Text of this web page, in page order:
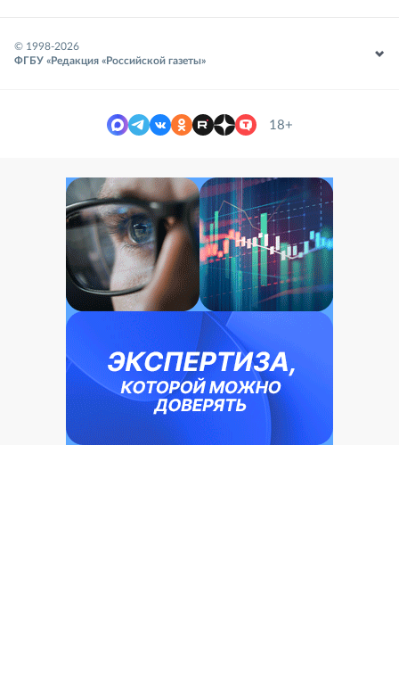
© 1998-2026
ФГБУ «Редакция «Российской газеты»
18+